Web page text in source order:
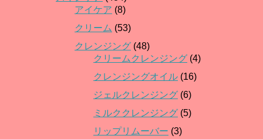
アイケア (8)
クリーム (53)
クレンジング (48)
クリームクレンジング (4)
クレンジングオイル (16)
ジェルクレンジング (6)
ミルククレンジング (5)
リップリムーバー (3)